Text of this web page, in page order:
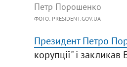
Петр Порошенко
ФОТО: PRESIDENT.GOV.UA
Президент Петро
корупції" і